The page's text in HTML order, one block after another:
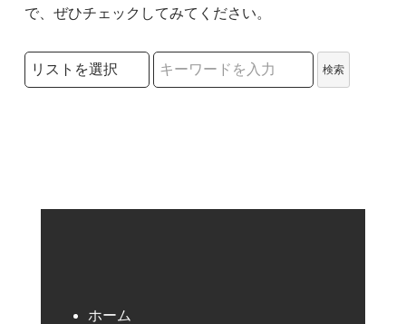
で、ぜひチェックしてみてください。
検索リストの選択
検索
ホーム